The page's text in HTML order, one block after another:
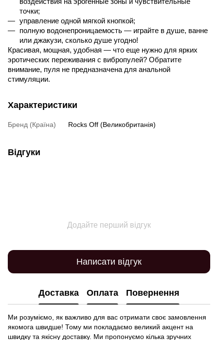
точки;
управление одной мягкой кнопкой;
полную водонепроницаемость — играйте в душе, ванне
или джакузи, сколько душе угодно!
Красивая, мощная, удобная — что еще нужно для ярких
эротических переживания с вибропулей? Обратите
внимание, пуля не предназначена для анальной
стимуляции.
Характеристики
Бренд (Країна) Rocks Off (Великобританія)
Відгуки
Додайте перший відгук
Написати відгук
Доставка Оплата Повернення
Ми розуміємо, як важливо для вас отримати своє замовлення
якомога швидше! Тому ми покладаємо великий акцент на
швидку та якісну доставку. Ми пропонуємо кілька зручних